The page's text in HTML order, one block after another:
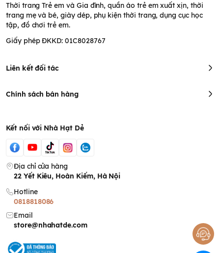
Thời trang Trẻ em và Gia đình, quần áo trẻ em xuất xịn, thời
trang mẹ và bé, giày dép, phụ kiện thời trang, dụng cục học
tập, đồ chơi trẻ em.
Giấy phép ĐKKD: 01C8028767
Liên kết đối tác
Chính sách bán hàng
Kết nối với Nhà Hạt Dẻ
Địa chỉ cửa hàng
22 Yết Kiêu, Hoàn Kiếm, Hà Nội
Hotline
0818818086
Email
store@nhahatde.com